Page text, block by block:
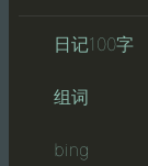
日记100字
组词
bing